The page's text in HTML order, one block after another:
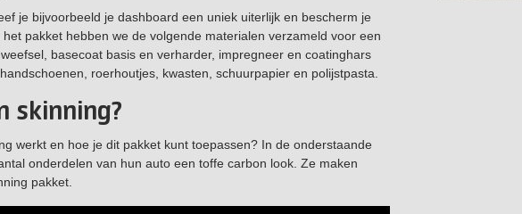
je bijvoorbeeld je dashboard een uniek uiterlijk en bescherm je
pakket hebben we de volgende materialen verzameld voor een
basecoat basis en verharder, impregneer en coatinghars
roerhoutjes, kwasten, schuurpapier en polijstpasta.
skinning?
werkt en hoe je dit pakket kunt toepassen? In de onderstaande
onderdelen van hun auto een toffe carbon look. Ze maken
pakket.